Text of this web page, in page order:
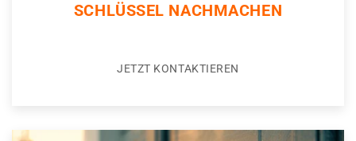
SCHLÜSSEL NACHMACHEN
JETZT KONTAKTIEREN